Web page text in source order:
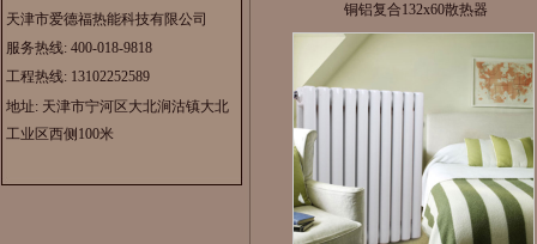
天津市爱德福热能科技有限公司
服务热线:400-018-9818
工程热线:13102252589
地址: 天津市宁河区大北涧沽镇大北
工业区西侧100米
铜铝复合132x60散热器